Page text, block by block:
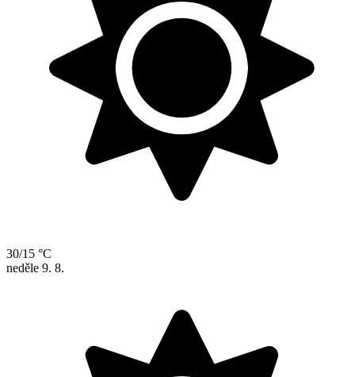
30/15 °C
neděle 9. 8.